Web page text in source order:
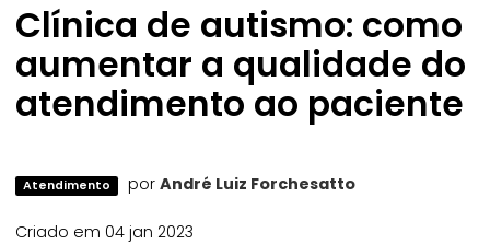
Clínica de autismo: como
aumentar a qualidade do
atendimento ao paciente
Atendimento por André Luiz Forchesatto
Criado em 04 jan 2023